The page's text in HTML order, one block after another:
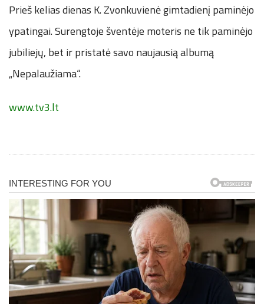
Prieš kelias dienas K. Zvonkuvienė gimtadienį paminėjo
ypatingai. Surengtoje šventėje moteris ne tik paminėjo
jubiliejų, bet ir pristatė savo naujausią albumą
„Nepalaužiama“.
www.tv3.lt